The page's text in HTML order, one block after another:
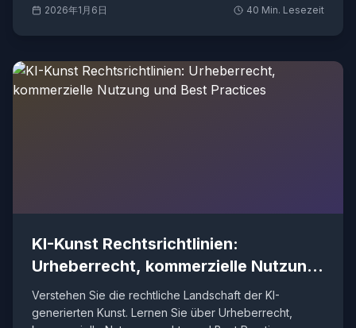
2026年1月6日 40 Min. Lesezeit
KI-Kunst Rechtsrichtlinien:
Urheberrecht, kommerzielle Nutzung
und Best Practices
Verstehen Sie die rechtliche Landschaft der KI-
generierten Kunst. Lernen Sie über Urheberrecht,